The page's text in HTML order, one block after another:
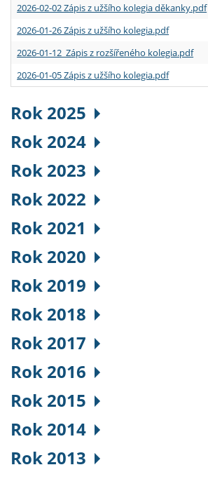
2026-02-02 Zápis z užšího kolegia děkanky.pdf
2026-01-26 Zápis z užšího kolegia.pdf
2026-01-12 Zápis z rozšířeného kolegia.pdf
2026-01-05 Zápis z užšího kolegia.pdf
Rok 2025
Rok 2024
Rok 2023
Rok 2022
Rok 2021
Rok 2020
Rok 2019
Rok 2018
Rok 2017
Rok 2016
Rok 2015
Rok 2014
Rok 2013